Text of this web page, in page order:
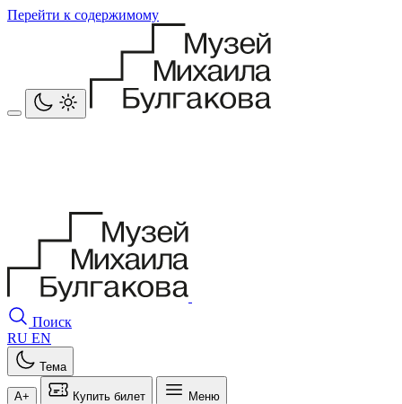
Перейти к содержимому
Поиск
RU EN
Тема
A+ Купить билет Меню